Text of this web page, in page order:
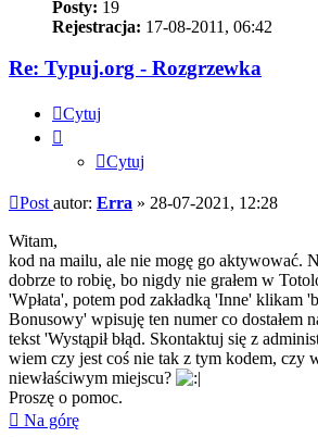
Posty: 19
Rejestracja: 17-08-2011, 06:42
Re: Typuj.org - Rozgrzewka
Cytuj
Cytuj
Post autor: Erra » 28-07-2021, 12:28
Witam,
kod na mailu, ale nie mogę go aktywować.
dobrze to robię, bo nigdy nie grałem w
'Wpłata', potem pod zakładką 'Inne' klikam
Bonusowy' wpisuję ten numer co dostałem
tekst 'Wystąpił błąd. Skontaktuj się z
wiem czy jest coś nie tak z tym kodem, czy
niewłaściwym miejscu?
Proszę o pomoc.
Na górę